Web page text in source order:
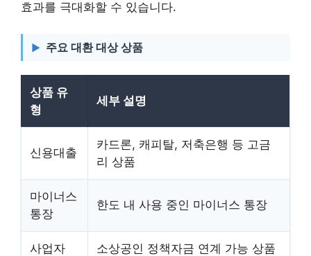
효과를 극대화할 수 있습니다.
주요 대환 대상 상품
상품 유
형
세부 설명
신용대출
카드론, 캐피탈, 저축은행 등 고금
리 상품
마이너스
통장
한도 내 사용 중인 마이너스 통장
사업자
소상공인 정책자금 연계 가능 상품